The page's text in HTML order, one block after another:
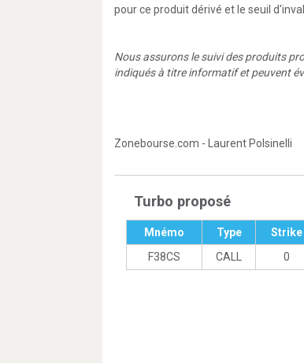
pour ce produit dérivé et le seuil
Nous assurons le suivi des produits
indiqués à titre informatif et peuvent
Zonebourse.com - Laurent Polsinelli
Turbo proposé
Mnémo Type Strike
F38CS
CALL 0